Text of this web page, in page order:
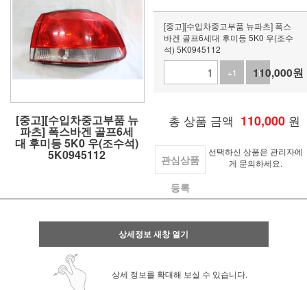
[중고][수입차중고부품 뉴
파츠] 폭스바겐 골프6세
대 후미등 5K0 우(조수석)
5K0945112
[중고][수입차중고부품 뉴파츠] 폭스
바겐 골프6세대 후미등 5K0 우(조수
석) 5K0945112
+1
-1
110,000원
총 상품 금액 110,000 원
관심상품
등록
선택하신 상품은 관리자에
게 문의하세요.
상세정보 새창 열기
상세 정보를 확대해 보실 수 있습니다.